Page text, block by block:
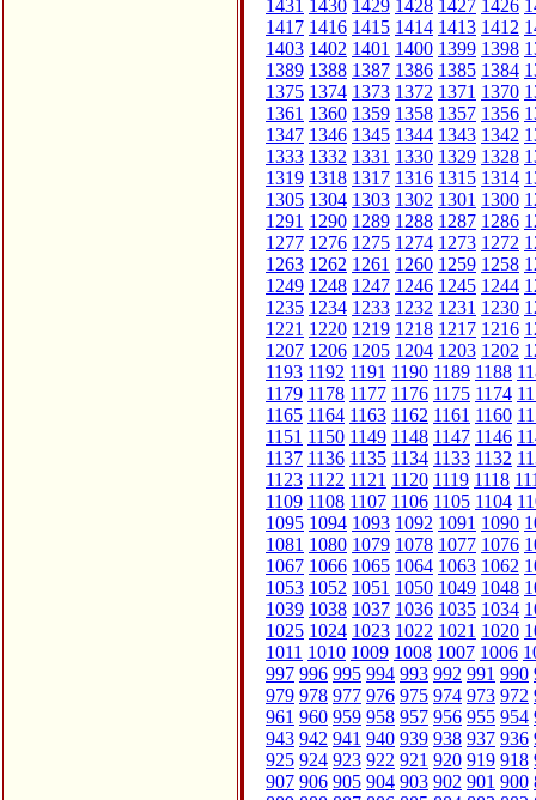
1431 1430 1429 1428 1427 1426
1417 1416 1415 1414 1413 1412
1403 1402 1401 1400 1399 1398
1389 1388 1387 1386 1385 1384
1375 1374 1373 1372 1371 1370
1361 1360 1359 1358 1357 1356
1347 1346 1345 1344 1343 1342
1333 1332 1331 1330 1329 1328
1319 1318 1317 1316 1315 1314
1305 1304 1303 1302 1301 1300
1291 1290 1289 1288 1287 1286
1277 1276 1275 1274 1273 1272
1263 1262 1261 1260 1259 1258
1249 1248 1247 1246 1245 1244
1235 1234 1233 1232 1231 1230
1221 1220 1219 1218 1217 1216
1207 1206 1205 1204 1203 1202
1193 1192 1191 1190 1189 1188
1179 1178 1177 1176 1175 1174
1165 1164 1163 1162 1161 1160
1151 1150 1149 1148 1147 1146
1137 1136 1135 1134 1133 1132
1123 1122 1121 1120 1119 1118
1109 1108 1107 1106 1105 1104
1095 1094 1093 1092 1091 1090
1081 1080 1079 1078 1077 1076
1067 1066 1065 1064 1063 1062
1053 1052 1051 1050 1049 1048
1039 1038 1037 1036 1035 1034
1025 1024 1023 1022 1021 1020
1011 1010 1009 1008 1007 1006
997 996 995 994 993 992 991 990
979 978 977 976 975 974 973 972
961 960 959 958 957 956 955 954
943 942 941 940 939 938 937 936
925 924 923 922 921 920 919 918
907 906 905 904 903 902 901 900